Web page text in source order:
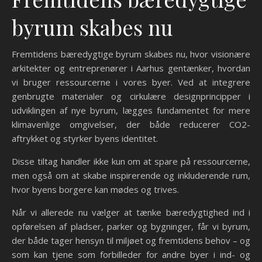
byrum skabes nu
Fremtidens bæredygtige byrum skabes nu, hvor visionære
arkitekter og entreprenører i Aarhus gentænker, hvordan
vi bruger ressourcerne i vores byer. Ved at integrere
genbrugte materialer og cirkulære designprincipper i
udviklingen af nye byrum, lægges fundamentet for mere
klimavenlige omgivelser, der både reducerer CO2-
aftrykket og styrker byens identitet.
Disse tiltag handler ikke kun om at spare på ressourcerne,
men også om at skabe inspirerende og inkluderende rum,
hvor byens borgere kan mødes og trives.
Når vi allerede nu vælger at tænke bæredygtighed ind i
opførelsen af pladser, parker og bygninger, får vi byrum,
der både tager hensyn til miljøet og fremtidens behov – og
som kan tjene som forbilleder for andre byer i ind- og